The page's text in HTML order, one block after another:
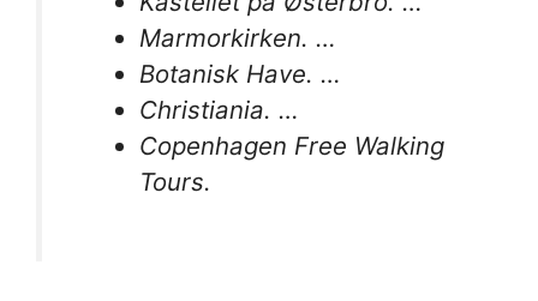
Marmorkirken. …
Botanisk Have. …
Christiania. …
Copenhagen Free Walking
Tours.